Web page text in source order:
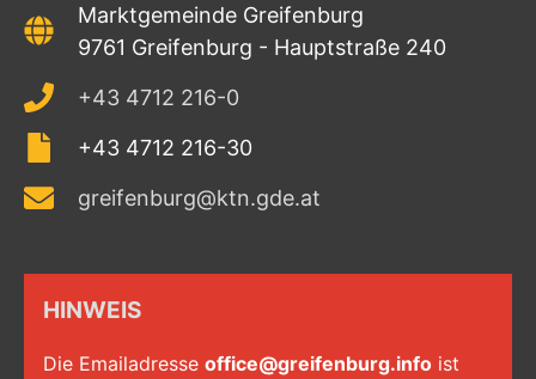
Marktgemeinde Greifenburg
9761 Greifenburg - Hauptstraße 240
+43 4712 216-0
+43 4712 216-30
greifenburg@ktn.gde.at
HINWEIS
Die Emailadresse office@greifenburg.info ist